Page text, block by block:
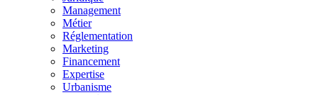
Management
Métier
Réglementation
Marketing
Financement
Expertise
Urbanisme